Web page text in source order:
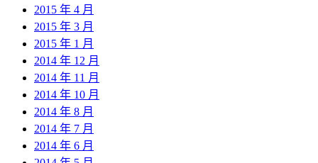
2015 年 4 月
2015 年 3 月
2015 年 1 月
2014 年 12 月
2014 年 11 月
2014 年 10 月
2014 年 8 月
2014 年 7 月
2014 年 6 月